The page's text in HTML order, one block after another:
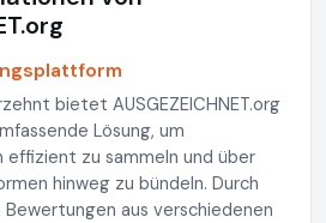
bietet AUSGEZEICHNET.org
Lösung, um
effizient zu sammeln und über
hinweg zu bündeln. Durch
aus verschiedenen